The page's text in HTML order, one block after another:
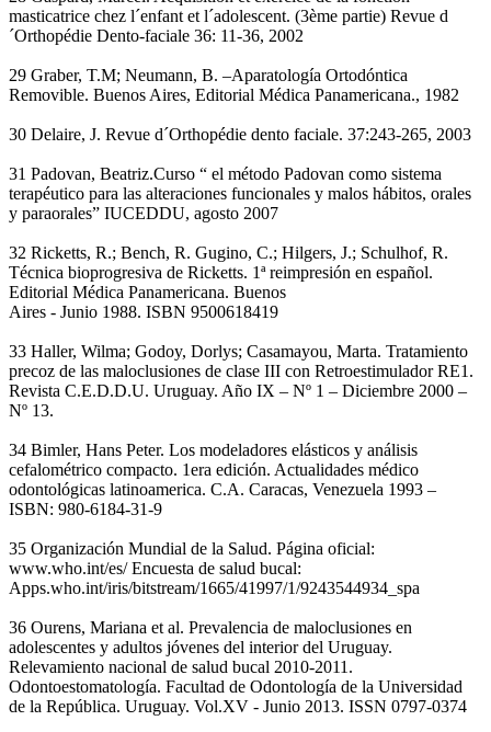
masticatrice chez l´enfant et l´adolescent. (3ème partie) Revue d
´Orthopédie Dento-faciale 36: 11-36, 2002
29 Graber, T.M; Neumann, B. –Aparatología Ortodóntica
Removible. Buenos Aires, Editorial Médica Panamericana., 1982
30 Delaire, J. Revue d´Orthopédie dento faciale. 37:243-265, 2003
31 Padovan, Beatriz.Curso “ el método Padovan como sistema
terapéutico para las alteraciones funcionales y malos hábitos, orales
y paraorales” IUCEDDU, agosto 2007
32 Ricketts, R.; Bench, R. Gugino, C.; Hilgers, J.; Schulhof, R.
Técnica bioprogresiva de Ricketts. 1ª reimpresión en español.
Editorial Médica Panamericana. Buenos
Aires - Junio 1988. ISBN 9500618419
33 Haller, Wilma; Godoy, Dorlys; Casamayou, Marta. Tratamiento
precoz de las maloclusiones de clase III con Retroestimulador RE1.
Revista C.E.D.D.U. Uruguay. Año IX – Nº 1 – Diciembre 2000 –
Nº 13.
34 Bimler, Hans Peter. Los modeladores elásticos y análisis
cefalométrico compacto. 1era edición. Actualidades médico
odontológicas latinoamerica. C.A. Caracas, Venezuela 1993 –
ISBN: 980-6184-31-9
35 Organización Mundial de la Salud. Página oficial:
www.who.int/es/ Encuesta de salud bucal:
Apps.who.int/iris/bitstream/1665/41997/1/9243544934_spa
36 Ourens, Mariana et al. Prevalencia de maloclusiones en
adolescentes y adultos jóvenes del interior del Uruguay.
Relevamiento nacional de salud bucal 2010-2011.
Odontoestomatología. Facultad de Odontología de la Universidad
de la República. Uruguay. Vol.XV - Junio 2013. ISSN 0797-0374